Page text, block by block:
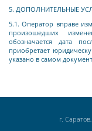
5. ДОПОЛНИТЕЛЬНЫЕ
5.1. Оператор вправе
произошедших
обозначается дата
приобретает
указано в самом
г.